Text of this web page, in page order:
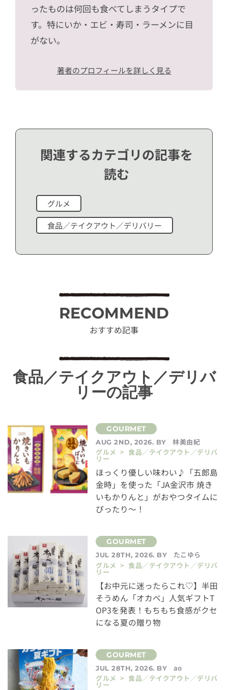
ったものは何回も食べてしまうタイプで
す。特にいか・エビ・寿司・ラーメンに目
がない。
著者のプロフィールを詳しく見る
関連するカテゴリの記事を
読む
グルメ
食品／テイクアウト／デリバリー
RECOMMEND
おすすめ記事
食品／テイクアウト／デリバ
リーの記事
AUG 2ND, 2026. BY
林美由紀
グルメ > 食品／テイクアウト／デリバ
リー
ほっくり優しい味わい♪「五郎島
金時」を使った「JA金沢市 焼き
いもかりんと」がおやつタイムに
ぴったり～！
JUL 28TH, 2026. BY
たこゆら
グルメ > 食品／テイクアウト／デリバ
リー
【お中元に迷ったらこれ♡】半田
そうめん「オカベ」人気ギフトT
OP3を発表！もちもち食感がクセ
になる夏の贈り物
JUL 28TH, 2026. BY
ao
グルメ > 食品／テイクアウト／デリバ
リー